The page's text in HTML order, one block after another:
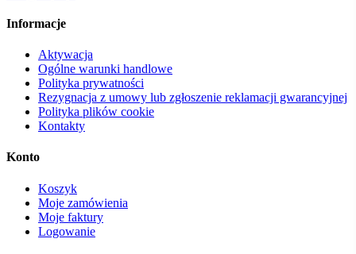
Informacje
Aktywacja
Ogólne warunki handlowe
Polityka prywatności
Rezygnacja z umowy lub zgłoszenie reklamacji gwarancyjnej
Polityka plików cookie
Kontakty
Konto
Koszyk
Moje zamówienia
Moje faktury
Logowanie